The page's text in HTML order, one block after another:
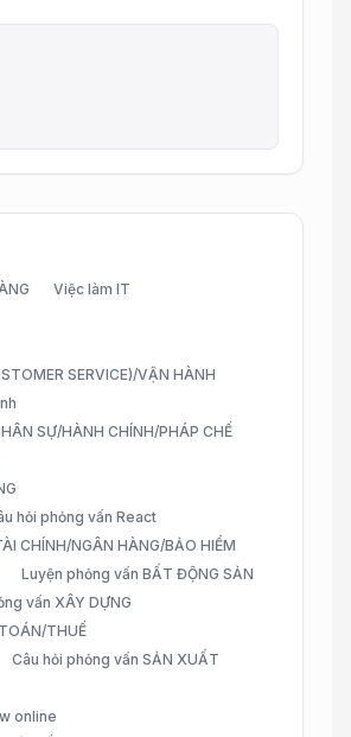
Việc làm IT
SERVICE)/VẬN HÀNH
SỰ/HÀNH CHÍNH/PHÁP CHẾ
hỏi phỏng vấn React
CHÍNH/NGÂN HÀNG/BẢO HIỂM
Luyện phỏng vấn BẤT ĐỘNG SẢN
vấn XÂY DỰNG
THUẾ
Câu hỏi phỏng vấn SẢN XUẤT
online